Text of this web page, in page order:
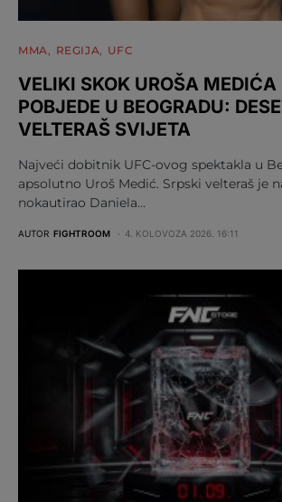
MMA REGIJA UFC
VELIKI SKOK UROŠA MEDIĆA
POBJEDE U BEOGRADU:
VELTERAŠ SVIJETA
Najveći dobitnik UFC-ovog spektakla u
apsolutno Uroš Medić. Srpski velteraš je
nokautirao Daniela…
AUTOR FIGHTROOM 4. KOLOVOZA 2026. 16:11